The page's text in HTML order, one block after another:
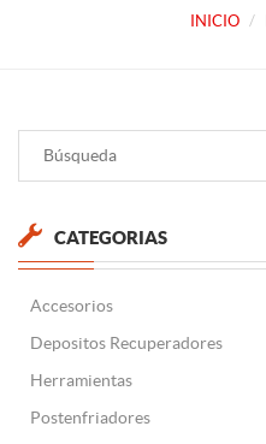
INICIO
CATEGORIAS
Accesorios
Depositos Recuperadores
Herramientas
Postenfriadores